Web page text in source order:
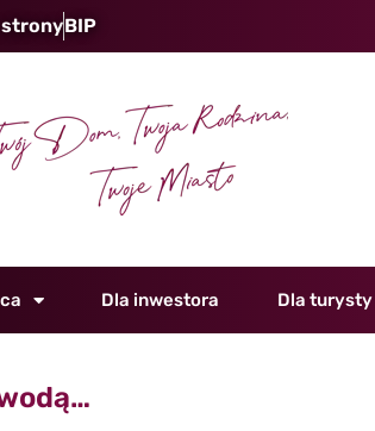
stronyBIP
Dla inwestora Dla turysty